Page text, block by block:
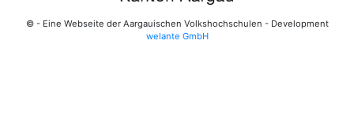
© - Eine Webseite der Aargauischen Volkshochschulen - Development
welante GmbH